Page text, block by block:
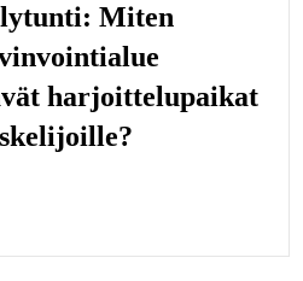
Miten
harjoittelupaikat